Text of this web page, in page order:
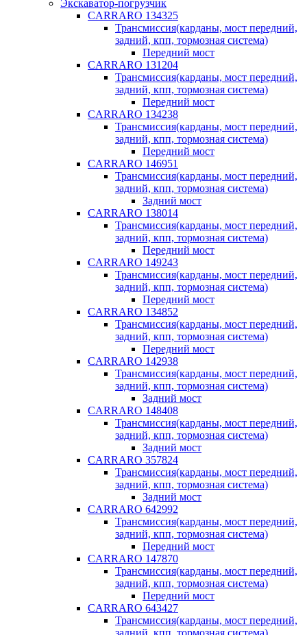
Экскаватор-погрузчик
CARRARO 134325
Трансмиссия(карданы, мост передний,
задний, кпп, тормозная система)
Передний мост
CARRARO 131204
Трансмиссия(карданы, мост передний,
задний, кпп, тормозная система)
Передний мост
CARRARO 134238
Трансмиссия(карданы, мост передний,
задний, кпп, тормозная система)
Передний мост
CARRARO 146951
Трансмиссия(карданы, мост передний,
задний, кпп, тормозная система)
Задний мост
CARRARO 138014
Трансмиссия(карданы, мост передний,
задний, кпп, тормозная система)
Передний мост
CARRARO 149243
Трансмиссия(карданы, мост передний,
задний, кпп, тормозная система)
Передний мост
CARRARO 134852
Трансмиссия(карданы, мост передний,
задний, кпп, тормозная система)
Передний мост
CARRARO 142938
Трансмиссия(карданы, мост передний,
задний, кпп, тормозная система)
Задний мост
CARRARO 148408
Трансмиссия(карданы, мост передний,
задний, кпп, тормозная система)
Задний мост
CARRARO 357824
Трансмиссия(карданы, мост передний,
задний, кпп, тормозная система)
Задний мост
CARRARO 642992
Трансмиссия(карданы, мост передний,
задний, кпп, тормозная система)
Передний мост
CARRARO 147870
Трансмиссия(карданы, мост передний,
задний, кпп, тормозная система)
Передний мост
CARRARO 643427
Трансмиссия(карданы, мост передний,
задний, кпп, тормозная система)